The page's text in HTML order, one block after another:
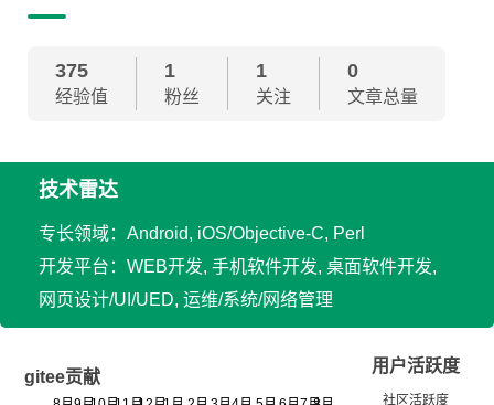
375
经验值
1
粉丝
1
关注
0
文章总量
技术雷达
专长领域：Android, iOS/Objective-C, Perl
开发平台：WEB开发, 手机软件开发, 桌面软件开发,
网页设计/UI/UED, 运维/系统/网络管理
gitee贡献
用户活跃度